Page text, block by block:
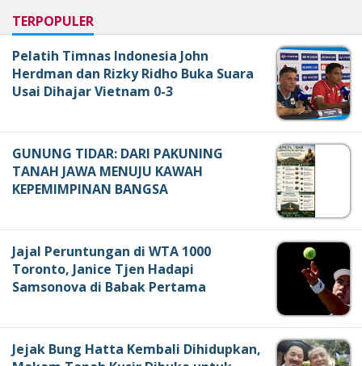
TERPOPULER
Pelatih Timnas Indonesia John
Herdman dan Rizky Ridho Buka Suara
Usai Dihajar Vietnam 0-3
GUNUNG TIDAR: DARI PAKUNING
TANAH JAWA MENUJU KAWAH
KEPEMIMPINAN BANGSA
Jajal Peruntungan di WTA 1000
Toronto, Janice Tjen Hadapi
Samsonova di Babak Pertama
Jejak Bung Hatta Kembali Dihidupkan,